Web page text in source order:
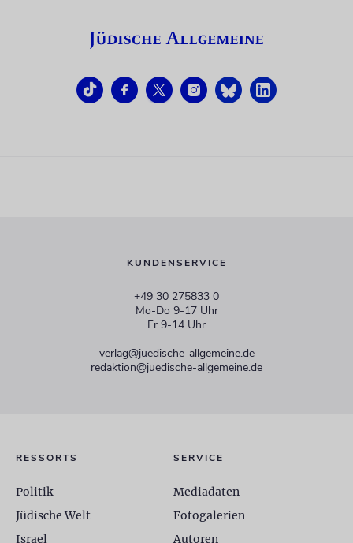
KUNDENSERVICE
+49 30 275833 0
Mo-Do 9-17 Uhr
Fr 9-14 Uhr
verlag@juedische-allgemeine.de
redaktion@juedische-allgemeine.de
RESSORTS
Politik
Jüdische Welt
Israel
SERVICE
Mediadaten
Fotogalerien
Autoren